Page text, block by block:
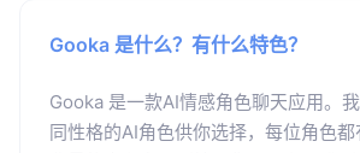
Gooka 是什么？有什么特色？
Gooka 是一款AI情感角色聊天应用。
同性格的AI角色供你选择，每位角色都